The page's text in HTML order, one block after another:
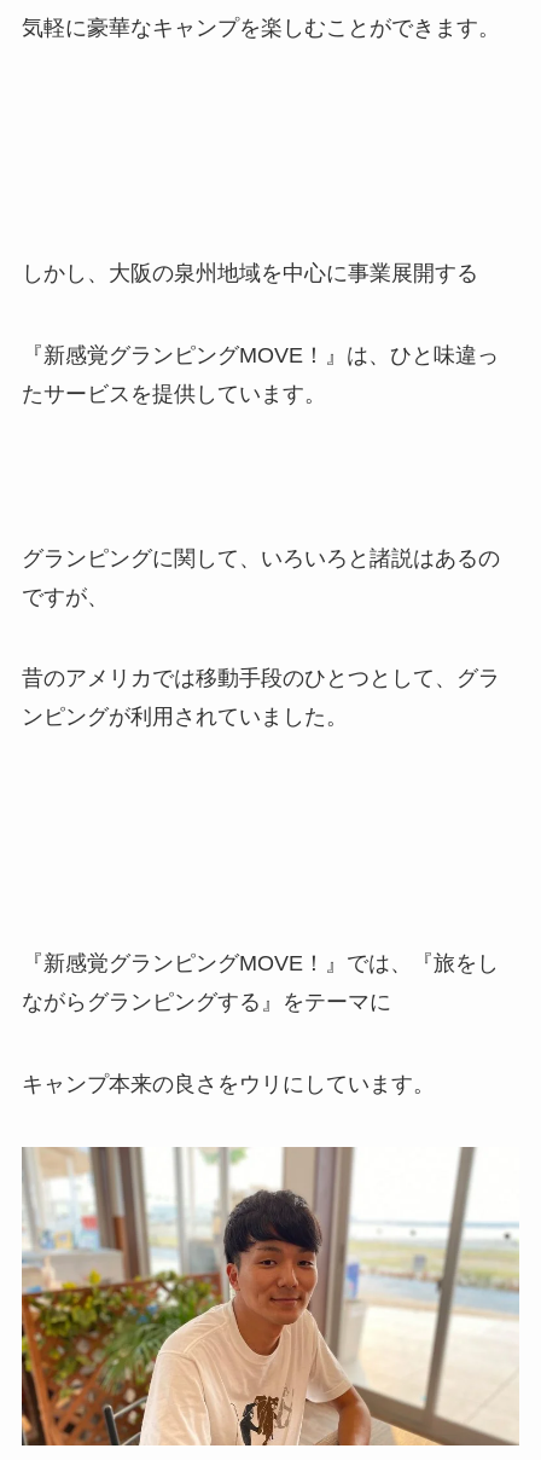
気軽に豪華なキャンプを楽しむことができます。
しかし、大阪の泉州地域を中心に事業展開する
『新感覚グランピングMOVE！』は、ひと味違っ
たサービスを提供しています。
グランピングに関して、いろいろと諸説はあるの
ですが、
昔のアメリカでは移動手段のひとつとして、グラ
ンピングが利用されていました。
『新感覚グランピングMOVE！』では、
『旅をし
ながらグランピングする』をテーマに
キャンプ本来の良さをウリにしています。